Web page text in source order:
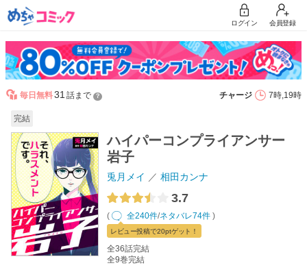
ログイン 会員登録
毎日無料31 話まで ？ チャージ 7時,19時
完結
ハイパーコンプライアンサー
岩子
兎月メイ 相田カンナ
3.7
( 全240件/ネタバレ74件 )
レビュー投稿で20ptゲット！
全36話完結
全9巻完結